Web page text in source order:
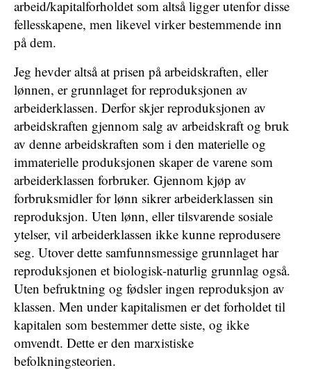
arbeid/kapitalforholdet som altså ligger utenfor disse
fellesskapene, men likevel virker bestemmende inn
på dem.
Jeg hevder altså at prisen på arbeidskraften, eller
lønnen, er grunnlaget for reproduksjonen av
arbeiderklassen. Derfor skjer reproduksjonen av
arbeidskraften gjennom salg av arbeidskraft og bruk
av denne arbeidskraften som i den materielle og
immaterielle produksjonen skaper de varene som
arbeiderklassen forbruker. Gjennom kjøp av
forbruksmidler for lønn sikrer arbeiderklassen sin
reproduksjon. Uten lønn, eller tilsvarende sosiale
ytelser, vil arbeiderklassen ikke kunne reprodusere
seg. Utover dette samfunnsmessige grunnlaget har
reproduksjonen et biologisk-naturlig grunnlag også.
Uten befruktning og fødsler ingen reproduksjon av
klassen. Men under kapitalismen er det forholdet til
kapitalen som bestemmer dette siste, og ikke
omvendt. Dette er den marxistiske
befolkningsteorien.